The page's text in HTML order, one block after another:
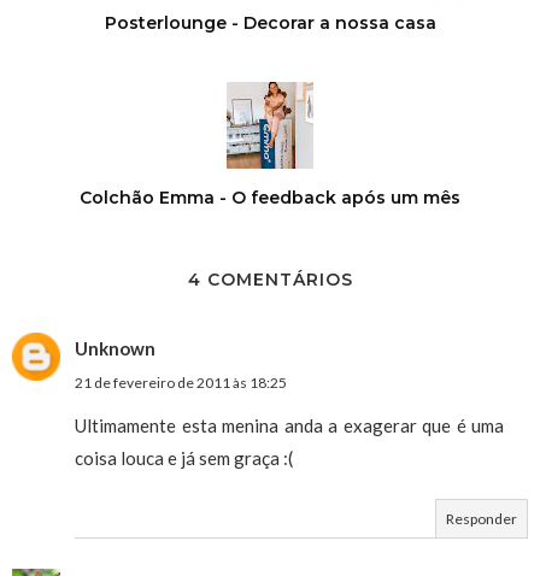
Posterlounge - Decorar a nossa casa
Colchão Emma - O feedback após um mês
4 COMENTÁRIOS
Unknown
21 de fevereiro de 2011 às 18:25
Ultimamente esta menina anda a exagerar que é uma
coisa louca e já sem graça :(
Responder